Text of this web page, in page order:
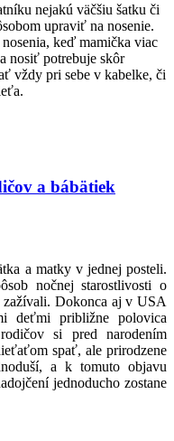
nejakú väčšiu šatku či
upraviť na nosenie.
keď mamička viac
nosiť potrebuje skôr
vždy pri sebe v kabelke, či
a bábätiek
a matky v jednej posteli.
nočnej starostlivosti o
zažívali. Dokonca aj v USA
deťmi približne polovica
si pred narodením
spať, ale prirodzene
a k tomuto objavu
jednoducho zostane